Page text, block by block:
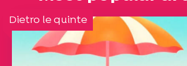
Dietro le quinte